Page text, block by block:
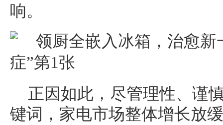
响。
正因如此，尽管理性、谨
键词，家电市场整体增长放